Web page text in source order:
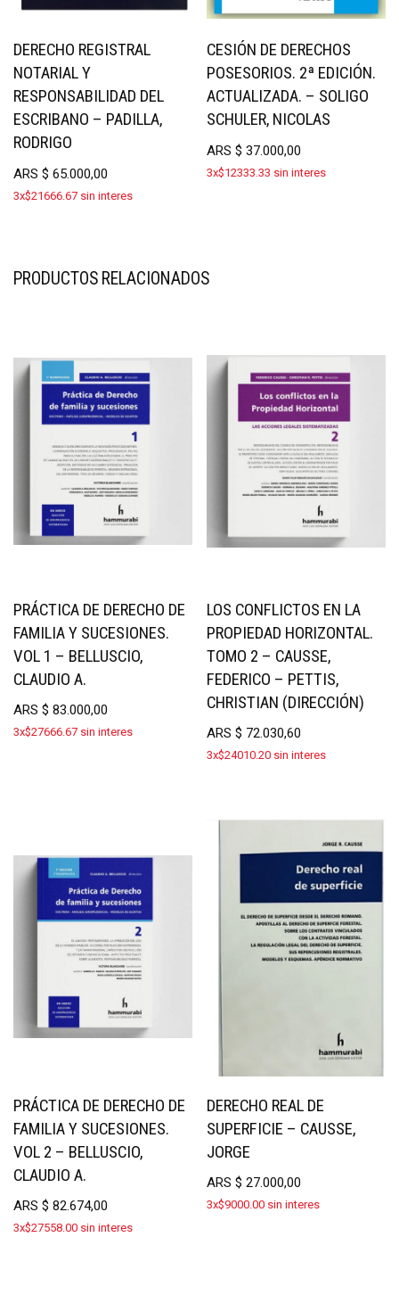
DERECHO REGISTRAL
NOTARIAL Y
RESPONSABILIDAD DEL
ESCRIBANO – PADILLA,
RODRIGO
ARS $ 65.000,00
3x$21666.67 sin interes
CESIÓN DE DERECHOS
POSESORIOS. 2ª EDICIÓN.
ACTUALIZADA. – SOLIGO
SCHULER, NICOLAS
ARS$ 37.000,00
3x$12333.33 sin interes
PRODUCTOS RELACIONADOS
PRÁCTICA DE DERECHO DE
FAMILIA Y SUCESIONES.
VOL 1 – BELLUSCIO,
CLAUDIO A.
ARS $ 83.000,00
3x$27666.67 sin interes
LOS CONFLICTOS EN LA
PROPIEDAD HORIZONTAL.
TOMO 2 – CAUSSE,
FEDERICO – PETTIS,
CHRISTIAN (DIRECCIÓN)
ARS$ 72.030,60
3x$24010.20 sin interes
PRÁCTICA DE DERECHO DE
FAMILIA Y SUCESIONES.
VOL 2 – BELLUSCIO,
CLAUDIO A.
ARS $ 82.674,00
3x$27558.00 sin interes
DERECHO REAL DE
SUPERFICIE – CAUSSE,
JORGE
ARS$ 27.000,00
3x$9000.00 sin interes